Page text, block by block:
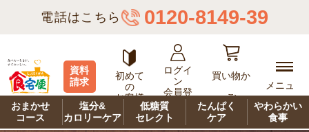
電話はこちら 0120-8149-39
資料
請求
初めて
の
お客様
ログイ
ン
会員登
買い物か
ご
メニュ
ー
おまかせ
コース
塩分&
カロリーケア
低糖質
セレクト
たんぱく
ケア
やわらかい
食事